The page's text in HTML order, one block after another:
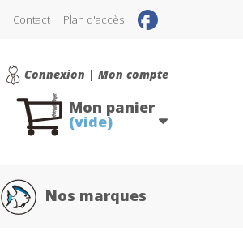
Contact Plan d'accès
Connexion | Mon compte
Mon panier
(vide)
Nos marques